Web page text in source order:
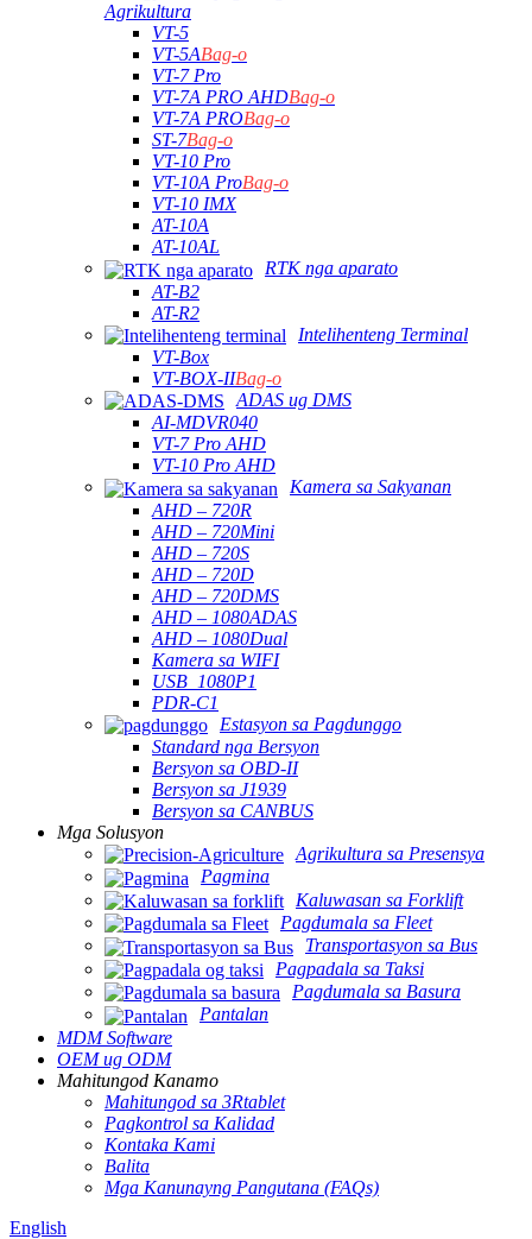
Agrikultura
VT-5
VT-5ABag-o
VT-7 Pro
VT-7A PRO AHDBag-o
VT-7A PROBag-o
ST-7Bag-o
VT-10 Pro
VT-10A ProBag-o
VT-10 IMX
AT-10A
AT-10AL
RTK nga aparato
AT-B2
AT-R2
Intelihenteng Terminal
VT-Box
VT-BOX-IIBag-o
ADAS ug DMS
AI-MDVR040
VT-7 Pro AHD
VT-10 Pro AHD
Kamera sa Sakyanan
AHD – 720R
AHD – 720Mini
AHD – 720S
AHD – 720D
AHD – 720DMS
AHD – 1080ADAS
AHD – 1080Dual
Kamera sa WIFI
USB_1080P1
PDR-C1
Estasyon sa Pagdunggo
Standard nga Bersyon
Bersyon sa OBD-II
Bersyon sa J1939
Bersyon sa CANBUS
Mga Solusyon
Agrikultura sa Presensya
Pagmina
Kaluwasan sa Forklift
Pagdumala sa Fleet
Transportasyon sa Bus
Pagpadala sa Taksi
Pagdumala sa Basura
Pantalan
MDM Software
OEM ug ODM
Mahitungod Kanamo
Mahitungod sa 3Rtablet
Pagkontrol sa Kalidad
Kontaka Kami
Balita
Mga Kanunayng Pangutana (FAQs)
English